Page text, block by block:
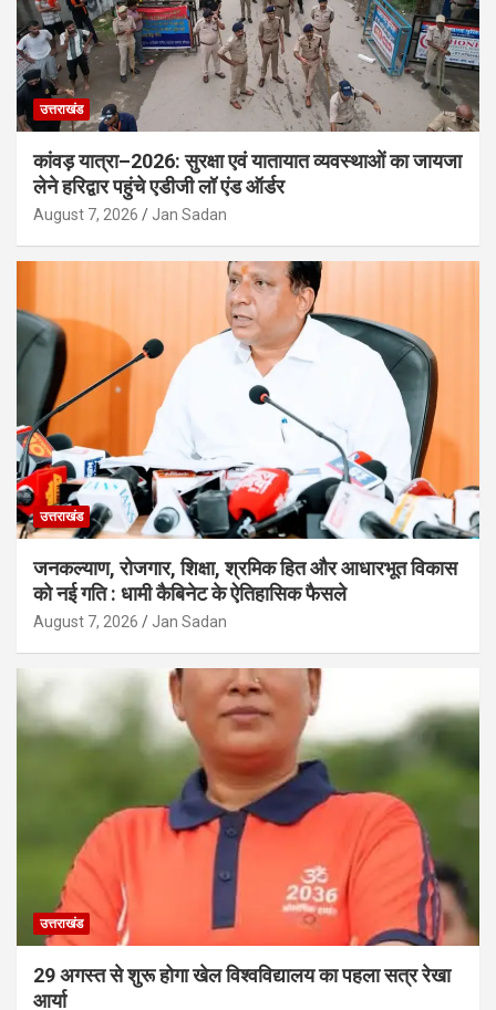
उत्तराखंड
कांवड़ यात्रा–2026: सुरक्षा एवं यातायात व्यवस्थाओं का जायजा
लेने हरिद्वार पहुंचे एडीजी लॉ एंड ऑर्डर
August 7, 2026 Jan Sadan
उत्तराखंड
जनकल्याण, रोजगार, शिक्षा, श्रमिक हित और आधारभूत विकास
को नई गति : धामी कैबिनेट के ऐतिहासिक फैसले
August 7, 2026 Jan Sadan
उत्तराखंड
29 अगस्त से शुरू होगा खेल विश्वविद्यालय का पहला सत्र रेखा
आर्या